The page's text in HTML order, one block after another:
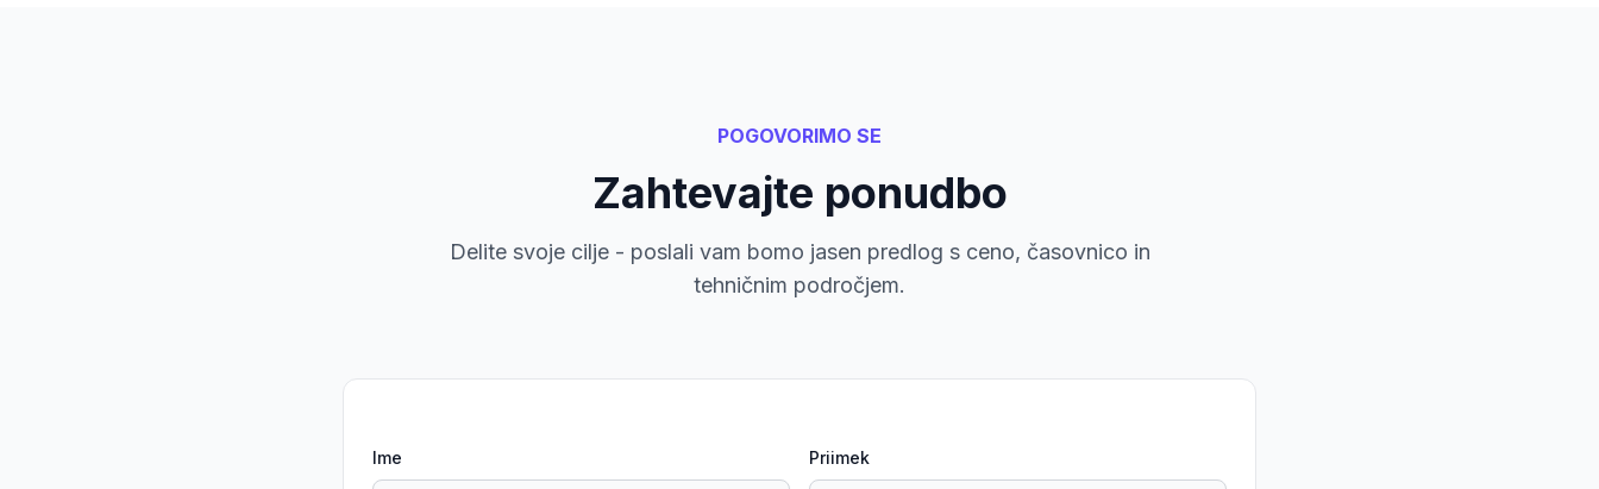
POGOVORIMO SE
Zahtevajte ponudbo
Delite svoje cilje - poslali vam bomo jasen predlog s ceno, časovnico in
tehničnim področjem.
Ime Priimek